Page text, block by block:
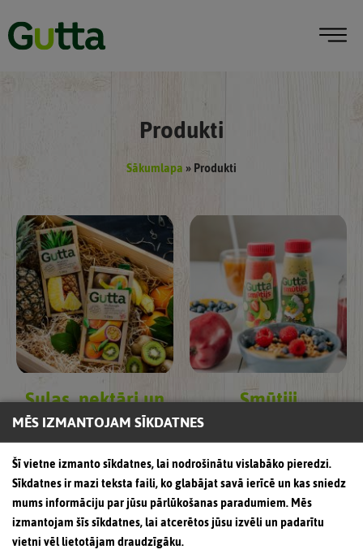
Produkti
Sākumlapa»Produkti
Sulas, nektāri un
dzērieni
Smūtiji
MĒS IZMANTOJAM SĪKDATNES
Šī vietne izmanto sīkdatnes, lai nodrošinātu vislabāko pieredzi.
Sīkdatnes ir mazi teksta faili, ko glabājat savā ierīcē un kas sniedz
mums informāciju par jūsu pārlūkošanas paradumiem. Mēs
izmantojam šīs sīkdatnes, lai atcerētos jūsu izvēli un padarītu
vietni vēl lietotājam draudzīgāku.